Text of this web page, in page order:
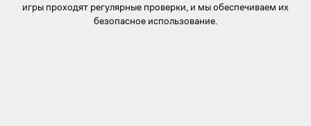
игры проходят регулярные проверки, и мы обеспечиваем их
безопасное использование.